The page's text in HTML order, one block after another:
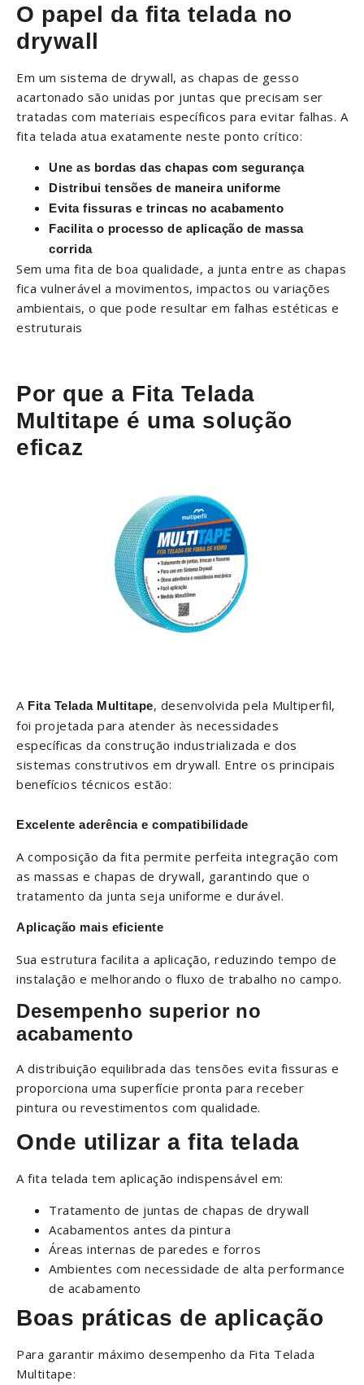
O papel da fita telada no
drywall
Em um sistema de drywall, as chapas de gesso
acartonado são unidas por juntas que precisam ser
tratadas com materiais específicos para evitar falhas. A
fita telada atua exatamente neste ponto crítico:
Une as bordas das chapas com segurança
Distribui tensões de maneira uniforme
Evita fissuras e trincas no acabamento
Facilita o processo de aplicação de massa
corrida
Sem uma fita de boa qualidade, a junta entre as chapas
fica vulnerável a movimentos, impactos ou variações
ambientais, o que pode resultar em falhas estéticas e
estruturais
Por que a Fita Telada
Multitape é uma solução
eficaz
A Fita Telada Multitape, desenvolvida pela Multiperfil,
foi projetada para atender às necessidades
específicas da construção industrializada e dos
sistemas construtivos em drywall. Entre os principais
benefícios técnicos estão:
Excelente aderência e compatibilidade
A composição da fita permite perfeita integração com
as massas e chapas de drywall, garantindo que o
tratamento da junta seja uniforme e durável.
Aplicação mais eficiente
Sua estrutura facilita a aplicação, reduzindo tempo de
instalação e melhorando o fluxo de trabalho no campo.
Desempenho superior no
acabamento
A distribuição equilibrada das tensões evita fissuras e
proporciona uma superfície pronta para receber
pintura ou revestimentos com qualidade.
Onde utilizar a fita telada
A fita telada tem aplicação indispensável em:
Tratamento de juntas de chapas de drywall
Acabamentos antes da pintura
Áreas internas de paredes e forros
Ambientes com necessidade de alta performance
de acabamento
Boas práticas de aplicação
Para garantir máximo desempenho da Fita Telada
Multitape: